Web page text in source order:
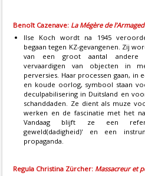
Benoît Cazenave: La Mégère de
Ilse Koch wordt na 1945
begaan tegen KZ-gevangenen. Zij
van een groot aantal andere
vervaardigen van objecten in
perversies. Haar processen gaan, in
en koude oorlog, symbool staan
deculpabilisering in Duitsland en
schanddaden. Ze dient als muze
werken en de fascinatie met het
Vandaag blijft ze een
geweld(dadigheid)' en een
propaganda.
Regula Christina Zürcher: Massacreur et